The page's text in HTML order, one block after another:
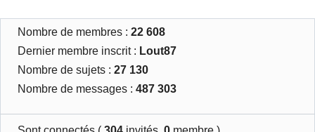
Nombre de membres :22 608
Dernier membre inscrit : Lout87
Nombre de sujets :27 130
Nombre de messages :487 303